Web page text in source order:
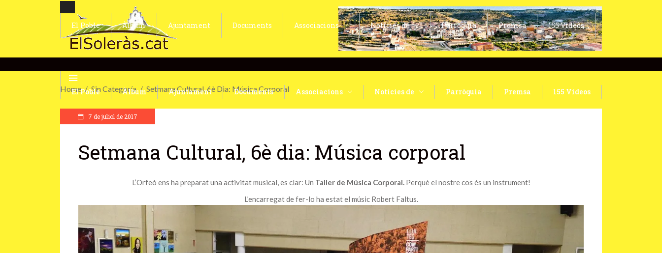
El Poble Àlbum Ajuntament Documents Associacions Notícies de Parròquia Premsa 155 Vídeos
El Poble Àlbum Ajuntament Documents Associacions Notícies de Parròquia Premsa 155 Vídeos
Home Sin Categoría Setmana Cultural, 6è Dia: Música Corporal
7 de juliol de 2017
Setmana Cultural, 6è dia: Música corporal
L’Orfeó ens ha preparat una activitat musical, es clar: Un Taller de Música Corporal. Perquè el nostre cos és un instrument!
L’encarregat de fer-lo ha estat el músic Robert Faltus.